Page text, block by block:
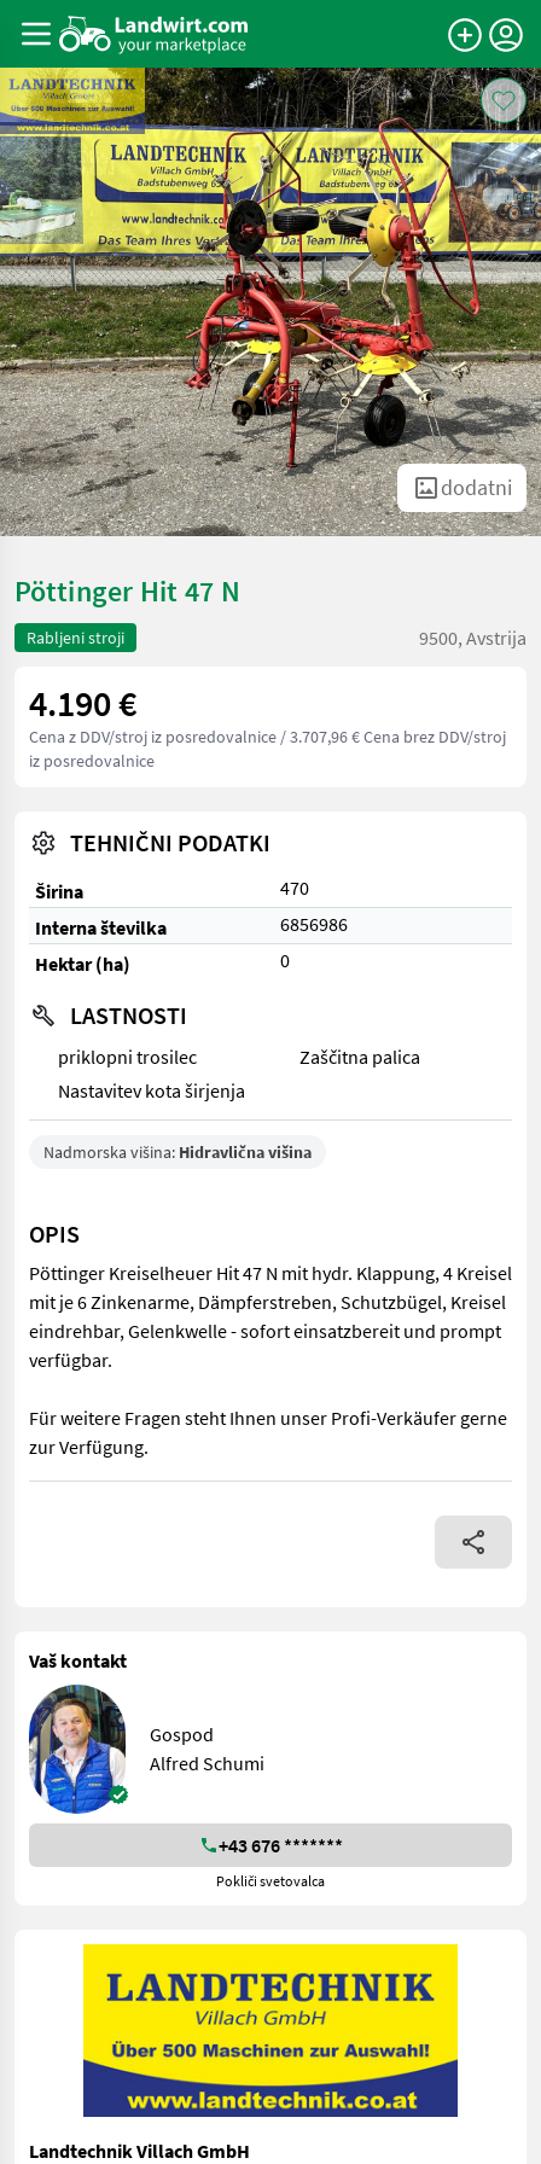
dodatni
Pöttinger Hit 47 N
Rabljeni stroji 9500, Avstrija
4.190 €
Cena z DDV/stroj iz posredovalnice / 3.707,96 € Cena brez DDV/stroj
iz posredovalnice
TEHNIČNI PODATKI
Širina
470
Interna številka
6856986
Hektar (ha)
0
LASTNOSTI
priklopni trosilec
Zaščitna palica
Nastavitev kota širjenja
Nadmorska višina: Hidravlična višina
OPIS
Pöttinger Kreiselheuer Hit 47 N mit hydr. Klappung, 4 Kreisel
mit je 6 Zinkenarme, Dämpferstreben, Schutzbügel, Kreisel
eindrehbar, Gelenkwelle - sofort einsatzbereit und prompt
verfügbar.
Für weitere Fragen steht Ihnen unser Profi-Verkäufer gerne
zur Verfügung.
Pöttinger Kreiselheuer Hit 47 N mit hydr. Klappung, 4 Kreisel
Vaš kontakt
Gospod
Alfred Schumi
+43 676 *******
Pokliči svetovalca
Landtechnik Villach GmbH